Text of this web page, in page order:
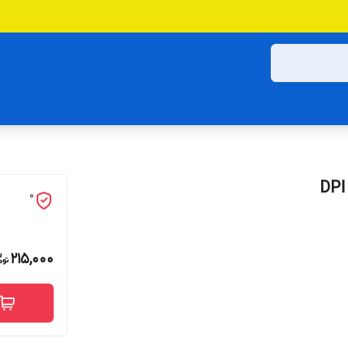
0
215,000